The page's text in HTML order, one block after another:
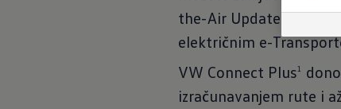
the-Air Updates2,
električnim e-
VW Connect Plus1
izračunavanjem rute i